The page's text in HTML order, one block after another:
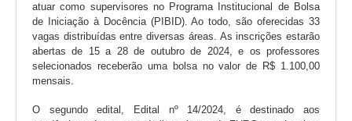
atuar como supervisores no Programa Institucional de Bolsa
de Iniciação à Docência (PIBID). Ao todo, são oferecidas 33
vagas distribuídas entre diversas áreas. As inscrições estarão
abertas de 15 a 28 de outubro de 2024, e os professores
selecionados receberão uma bolsa no valor de R$ 1.100,00
mensais​.
O segundo edital, Edital nº 14/2024, é destinado aos